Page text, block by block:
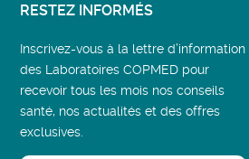
RESTEZ INFORMÉS
Inscrivez-vous à la lettre d’information
des Laboratoires COPMED pour
recevoir tous les mois nos conseils
santé, nos actualités et des offres
exclusives.